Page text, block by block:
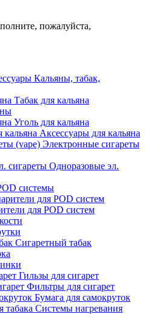
пожалуйста,
Кальяны, табак,
Табак для кальяна
Уголь для кальяна
Аксессуары для кальяна
Электронные сигареты
Одноразовые эл.
системы
для POD систем
Сигаретный табак
Гильзы для сигарет
Фильтры для сигарет
Бумага для самокруток
Системы нагревания